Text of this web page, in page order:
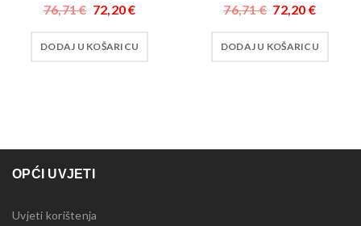
76,71€ 72,20€
DODAJ U KOŠARICU
76,71€ 72,20 €
DODAJ U KOŠARICU
OPĆI UVJETI
Uvjeti korištenja